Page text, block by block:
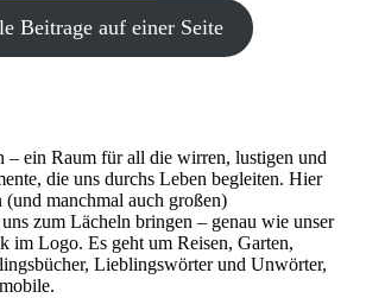
Beitrage auf einer Seite
– ein Raum für all die wirren, lustigen und
die uns durchs Leben begleiten. Hier
(und manchmal auch großen)
zum Lächeln bringen – genau wie unser
im Logo. Es geht um Reisen, Garten,
Lieblingswörter und Unwörter,